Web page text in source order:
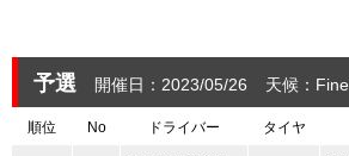
予選 開催日：2023/05/26 天候：Fine
順位 No ドライバー タイヤ